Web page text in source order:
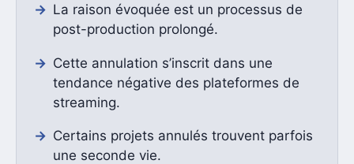
La raison évoquée est un processus de
post-production prolongé.
Cette annulation s’inscrit dans une
tendance négative des plateformes de
streaming.
Certains projets annulés trouvent parfois
une seconde vie.